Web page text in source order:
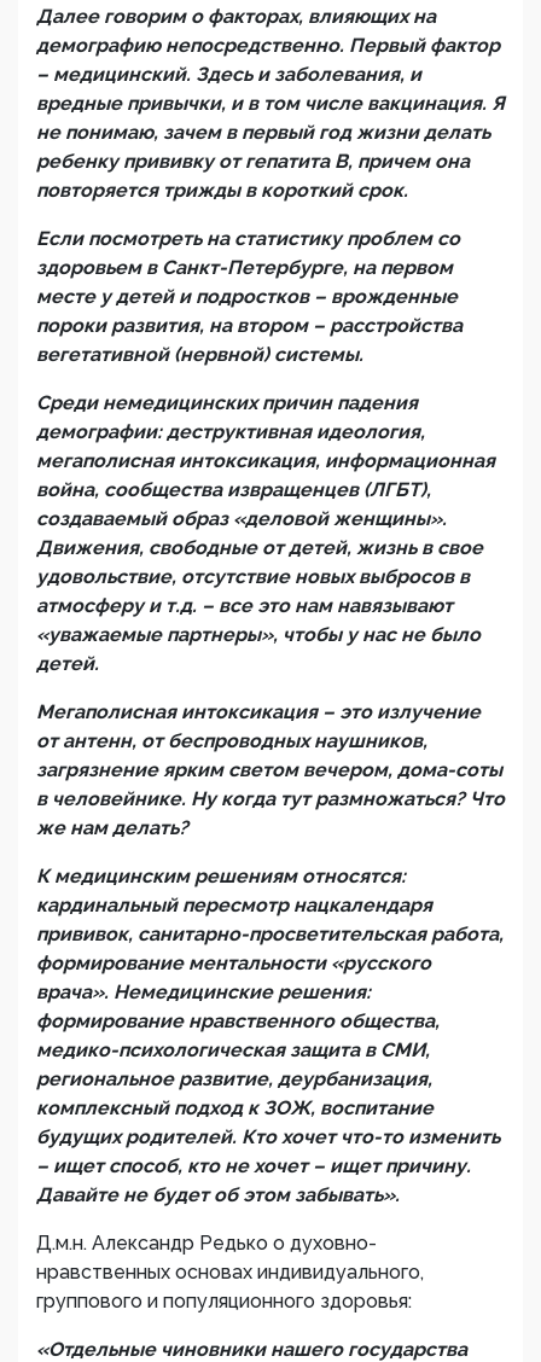
Далее говорим о факторах, влияющих на
демографию непосредственно. Первый фактор
– медицинский. Здесь и заболевания, и
вредные привычки, и в том числе вакцинация. Я
не понимаю, зачем в первый год жизни делать
ребенку прививку от гепатита B, причем она
повторяется трижды в короткий срок.
Если посмотреть на статистику проблем со
здоровьем в Санкт-Петербурге, на первом
месте у детей и подростков – врожденные
пороки развития, на втором – расстройства
вегетативной (нервной) системы.
Среди немедицинских причин падения
демографии: деструктивная идеология,
мегаполисная интоксикация, информационная
война, сообщества извращенцев (ЛГБТ),
создаваемый образ «деловой женщины».
Движения, свободные от детей, жизнь в свое
удовольствие, отсутствие новых выбросов в
атмосферу и т.д. – все это нам навязывают
«уважаемые партнеры», чтобы у нас не было
детей.
Мегаполисная интоксикация – это излучение
от антенн, от беспроводных наушников,
загрязнение ярким светом вечером, дома-соты
в человейнике. Ну когда тут размножаться? Что
же нам делать?
К медицинским решениям относятся:
кардинальный пересмотр нацкалендаря
прививок, санитарно-просветительская работа,
формирование ментальности «русского
врача». Немедицинские решения:
формирование нравственного общества,
медико-психологическая защита в СМИ,
региональное развитие, деурбанизация,
комплексный подход к ЗОЖ, воспитание
будущих родителей. Кто хочет что-то изменить
– ищет способ, кто не хочет – ищет причину.
Давайте не будет об этом забывать».
Д.м.н. Александр Редько о духовно-
нравственных основах индивидуального,
группового и популяционного здоровья:
«Отдельные чиновники нашего государства